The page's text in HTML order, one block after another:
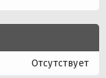
Отсутствует